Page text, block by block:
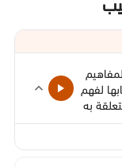
لفهم
به